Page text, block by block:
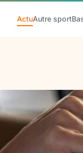
ActuAutre sport